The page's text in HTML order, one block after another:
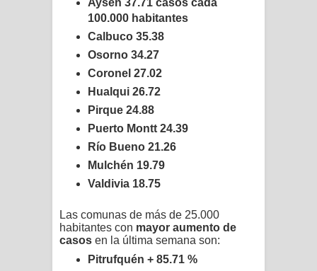
Aysén 37.71 casos cada
100.000 habitantes
Calbuco 35.38
Osorno 34.27
Coronel 27.02
Hualqui 26.72
Pirque 24.88
Puerto Montt 24.39
Río Bueno 21.26
Mulchén 19.79
Valdivia 18.75
Las comunas de más de 25.000
habitantes con mayor aumento de
casos en la última semana son:
Pitrufquén + 85.71 %